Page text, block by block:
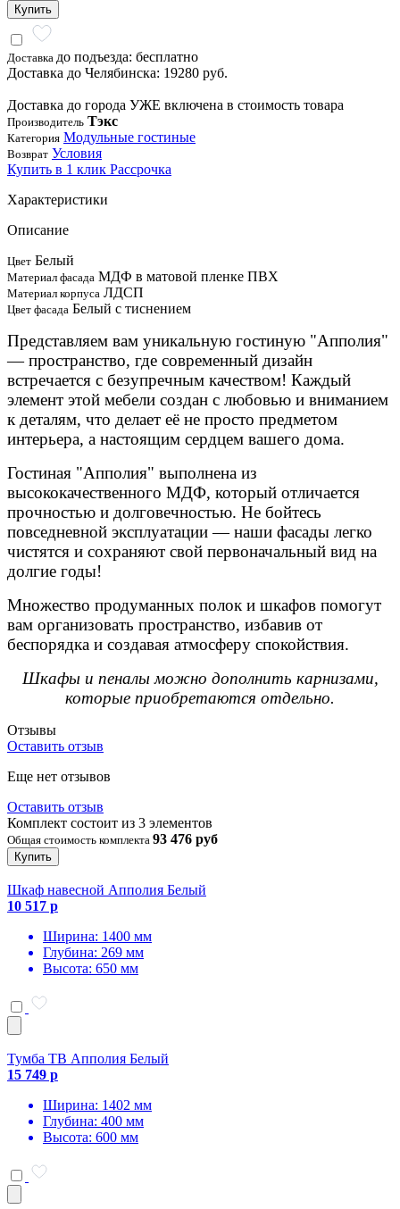
Купить
Доставка до подъезда: бесплатно
Доставка до Челябинска: 19280 руб.
Доставка до города УЖЕ включена в стоимость товара
Производитель Тэкс
Категория Модульные гостиные
Возврат Условия
Купить в 1 клик Рассрочка
Характеристики
Описание
Цвет Белый
Материал фасада МДФ в матовой пленке ПВХ
Материал корпуса ЛДСП
Цвет фасада Белый с тиснением
Представляем вам уникальную гостиную "Апполия"
— пространство, где современный дизайн
встречается с безупречным качеством! Каждый
элемент этой мебели создан с любовью и вниманием
к деталям, что делает её не просто предметом
интерьера, а настоящим сердцем вашего дома.
Гостиная "Апполия" выполнена из
высококачественного МДФ, который отличается
прочностью и долговечностью. Не бойтесь
повседневной эксплуатации — наши фасады легко
чистятся и сохраняют свой первоначальный вид на
долгие годы!
Множество продуманных полок и шкафов помогут
вам организовать пространство, избавив от
беспорядка и создавая атмосферу спокойствия.
Шкафы и пеналы можно дополнить карнизами,
которые приобретаются отдельно.
Отзывы
Оставить отзыв
Еще нет отзывов
Оставить отзыв
Комплект состоит из 3 элементов
Общая стоимость комплекта 93 476 руб
Купить
Шкаф навесной Апполия Белый
10 517 р
Ширина: 1400 мм
Глубина: 269 мм
Высота: 650 мм
Тумба ТВ Апполия Белый
15 749 р
Ширина: 1402 мм
Глубина: 400 мм
Высота: 600 мм